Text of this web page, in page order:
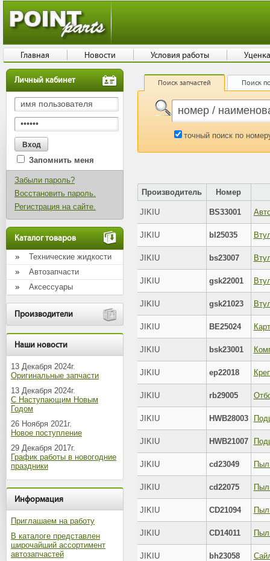
Личный кабинет
Запомнить меня
Забыли пароль?
Восстановить пароль.
Регистрация на сайте.
Каталог товаров
Технические жидкости
Автозапчасти
Аксессуары
Производители
Наши новости
13 Декабря 2024г.
Оригинальные запчасти
13 Декабря 2024г.
С Наступающим Новым
Годом
26 Ноября 2021г.
Новое поступление
29 Декабря 2017г.
График работы в новогодние
праздники
Информация
Приглашаем на работу
В каталоге представлен
широчайший ассортимент
автозапчастей
Поиск запчастей Поиск
точный поиск по
Производитель Номер
JIKIU BS33001
JIKIU bl25035
JIKIU bs23007
JIKIU gsk22001
JIKIU gsk21023
JIKIU BE25024
JIKIU bsk23001
JIKIU ep22018
JIKIU rb29005
JIKIU HWB28003
JIKIU HWB21007
JIKIU cd23049
JIKIU cd22075
JIKIU CD21094
JIKIU CD14011
JIKIU bh23058
Главная Новости Условия работы